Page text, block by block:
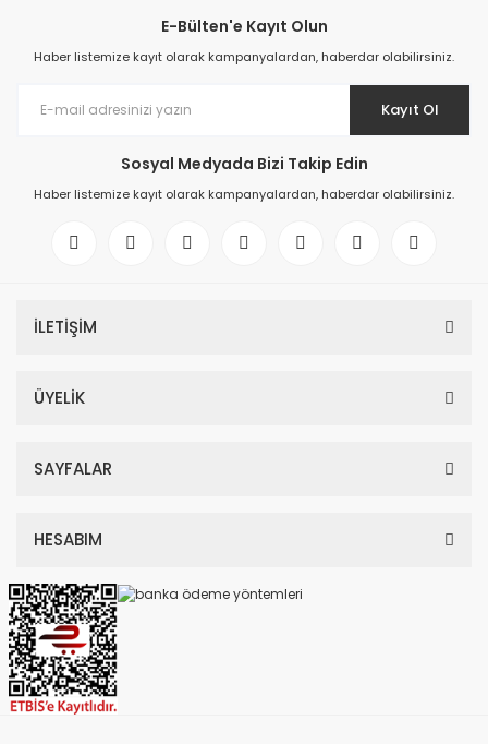
E-Bülten'e Kayıt Olun
Haber listemize kayıt olarak kampanyalardan, haberdar olabilirsiniz.
Kayıt Ol
Sosyal Medyada Bizi Takip Edin
Haber listemize kayıt olarak kampanyalardan, haberdar olabilirsiniz.
İLETİŞİM
ÜYELİK
SAYFALAR
HESABIM